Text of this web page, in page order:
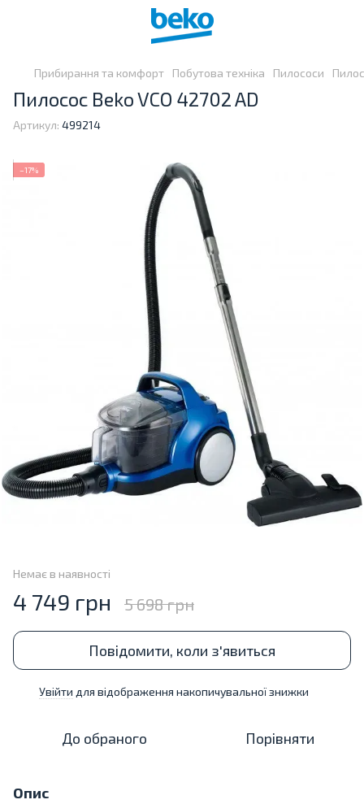
Прибирання та комфорт Побутова техніка Пилососи
Пилосос Beko VCO 42702 AD
Артикул: 499214
−17%
Немає в наявності
4 749 грн 5 698 грн
Повідомити, коли з'явиться
Увійти для відображення накопичувальної знижки
До обраного Порівняти
Опис